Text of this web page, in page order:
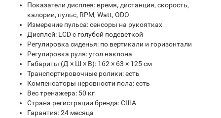
Показатели дисплея: время, дистанция, скорость,
калории, пульс, RPM, Watt, ODO
Измерение пульса: сенсоры на рукоятках
Дисплей: LCD с голубой подсветкой
Регулировка сиденья: по вертикали и горизонтали
Регулировка руля: угол наклона
Габариты (Д × Ш × В): 162 × 63 × 125 см
Транспортировочные ролики: есть
Компенсаторы неровности пола: есть
Вес тренажера: 50 кг
Страна регистрации бренда: США
Гарантия: 24 месяца